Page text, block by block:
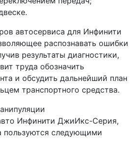
автосервиса для Инфинити
распознавать ошибки
результаты диагностики,
труда обозначить
и обсудить дальнейший план
транспортного средства.
Инфинити ДжиИкс-Серия,
пользуются следующими